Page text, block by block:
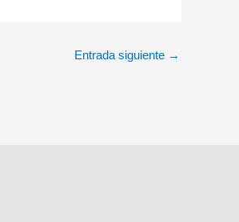
Entrada siguiente →